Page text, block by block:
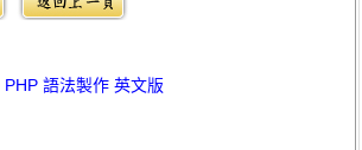
語法製作 英文版